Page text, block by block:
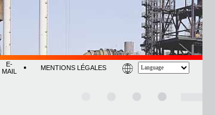
E-
MAIL
• MENTIONS LÉGALES